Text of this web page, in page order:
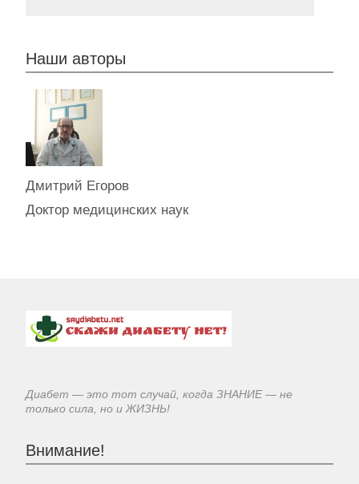
Наши авторы
Дмитрий Егоров
Доктор медицинских наук
Диабет — это тот случай, когда ЗНАНИЕ — не
только сила, но и ЖИЗНЬ!
Внимание!